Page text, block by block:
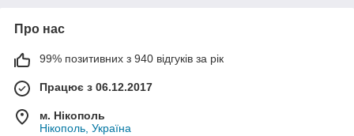
Про нас
99% позитивних з 940 відгуків за рік
Працює з 06.12.2017
м. Нікополь
Нікополь, Україна